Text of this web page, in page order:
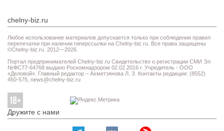
chelny-biz.ru
Любое использование материалов допускается только при соблюдении правил
перепечатки при наличии гиперссылки на Chelny-biz.ru. Все права защищены
©Chelny-biz.ru. 2012—2026.
Портал предпринимателей Chelny-biz.ru Свидетельство о регистрации СМИ Эл
№ФС77-64768 выдано Роскомнадзором 02.02.2016 г. Учредитель - ООО
«Деловой». Главный редактор – Ахметзянова Л. З. Контакты редакции: (8552)
450-575, news@chelny-biz.ru
Дружите с нами